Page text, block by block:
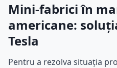
Mini-fabrici în
americane:
Tesla
Pentru a rezolva situația